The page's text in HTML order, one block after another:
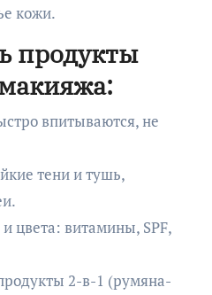
кожи.
продукты
впитываются, не
тени и тушь,
цвета: витамины, SPF,
2-в-1 (румяна-